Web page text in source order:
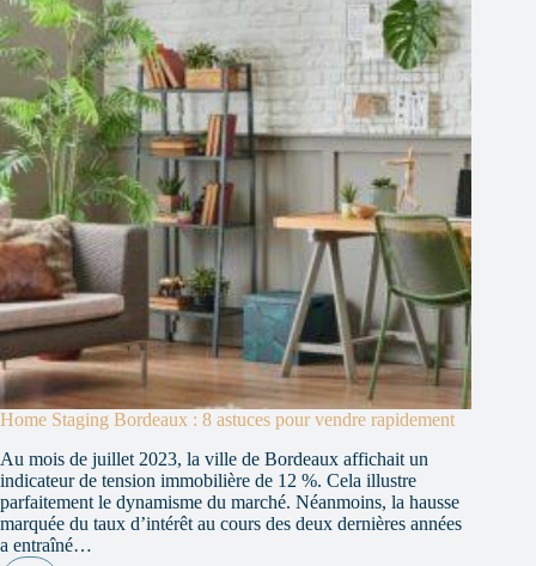
Home Staging Bordeaux : 8 astuces pour vendre rapidement
Au mois de juillet 2023, la ville de Bordeaux affichait un
indicateur de tension immobilière de 12 %. Cela illustre
parfaitement le dynamisme du marché. Néanmoins, la hausse
marquée du taux d’intérêt au cours des deux dernières années
a entraîné…